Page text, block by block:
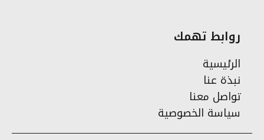
روابط تهمك
الرئيسية
نبذة عنا
تواصل معنا
سياسة الخصوصية